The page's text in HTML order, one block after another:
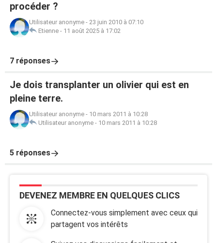
procéder ?
Utilisateur anonyme - 23 juin 2010 à 07:10
Etienne - 11 août 2025 à 17:02
7 réponses
Je dois transplanter un olivier qui est en
pleine terre.
Utilisateur anonyme - 10 mars 2011 à 10:28
Utilisateur anonyme - 10 mars 2011 à 10:28
5 réponses
DEVENEZ MEMBRE EN QUELQUES CLICS
Connectez-vous simplement avec ceux qui
partagent vos intérêts